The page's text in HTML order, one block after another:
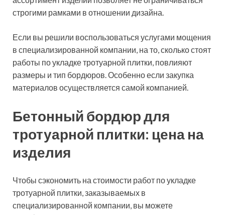
Бетонный бордюр для
тротуарной плитки: цена на
изделия
Чтобы сэкономить на стоимости работ по укладке
тротуарной плитки, заказываемых в
специализированной компании, вы можете
самостоятельно.
Средние расценки на закупку бетонных
бордюров:
Тип
изделия(назначение)
Цвет